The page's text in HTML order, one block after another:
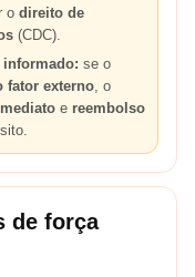
o direito de
(CDC).
informado: se o
fator externo, o
e reembolso
de força